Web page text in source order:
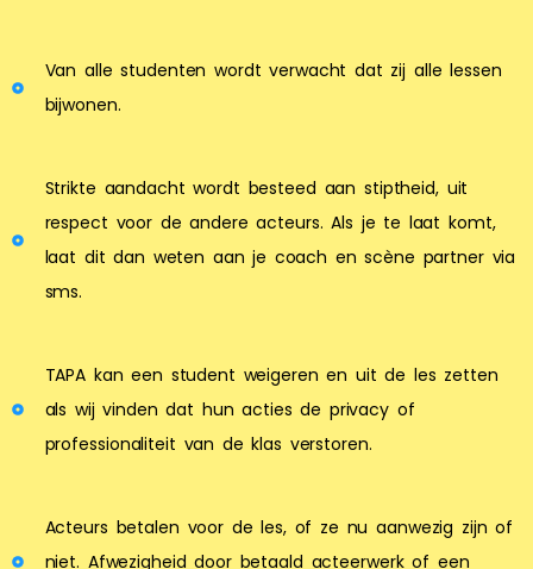
Van alle studenten wordt verwacht dat zij alle lessen
bijwonen.
Strikte aandacht wordt besteed aan stiptheid, uit
respect voor de andere acteurs. Als je te laat komt,
laat dit dan weten aan je coach en scène partner via
sms.
TAPA kan een student weigeren en uit de les zetten
als wij vinden dat hun acties de privacy of
professionaliteit van de klas verstoren.
Acteurs betalen voor de les, of ze nu aanwezig zijn of
niet. Afwezigheid door betaald acteerwerk of een